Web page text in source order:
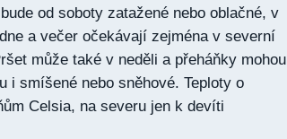
od soboty zatažené nebo oblačné, v
a večer očekávají zejména v severní
může také v neděli a přeháňky mohou
i smíšené nebo sněhové. Teploty o
Celsia, na severu jen k devíti